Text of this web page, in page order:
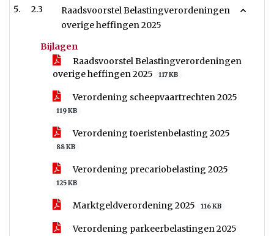
2.3
Raadsvoorstel Belastingverordeningen
overige heffingen 2025
Bijlagen
Raadsvoorstel Belastingverordeningen
overige heffingen 2025
117 KB
Verordening scheepvaartrechten 2025
119 KB
Verordening toeristenbelasting 2025
88 KB
Verordening precariobelasting 2025
125 KB
Marktgeldverordening 2025 116 KB
Verordening parkeerbelastingen 2025